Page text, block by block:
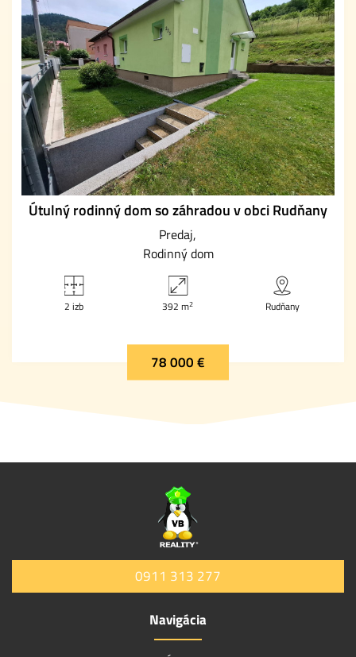
Útulný rodinný dom so záhradou v obci Rudňany
Predaj
Rodinný dom
2 izb 392 m2 Rudňany
78 000 €
0911 313 277
Navigácia